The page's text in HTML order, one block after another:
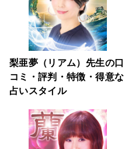
梨亜夢（リアム）先生の口
コミ・評判・特徴・得意な
占いスタイル